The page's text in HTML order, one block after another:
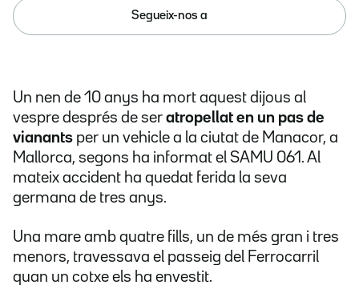
Segueix-nos a
Un nen de 10 anys ha mort aquest dijous al
vespre després de ser atropellat en un pas de
vianants per un vehicle a la ciutat de Manacor, a
Mallorca, segons ha informat el SAMU 061. Al
mateix accident ha quedat ferida la seva
germana de tres anys.
Una mare amb quatre fills, un de més gran i tres
menors, travessava el passeig del Ferrocarril
quan un cotxe els ha envestit.